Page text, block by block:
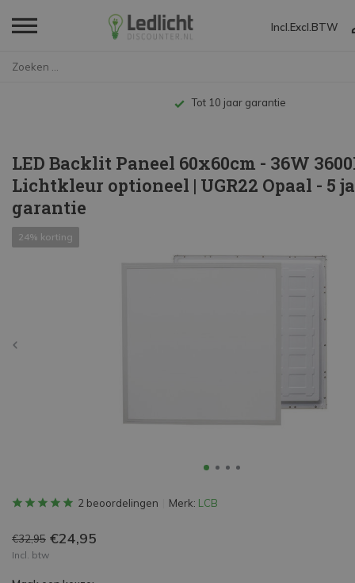
Incl. Excl. BTW
Tot 10 jaar garantie
LED Backlit Paneel 60x60cm - 36W
Lichtkleur optioneel | UGR22 Opaal - 5
garantie
24% korting
2 beoordelingen Merk: LCB
€32,95 €24,95
Incl. btw